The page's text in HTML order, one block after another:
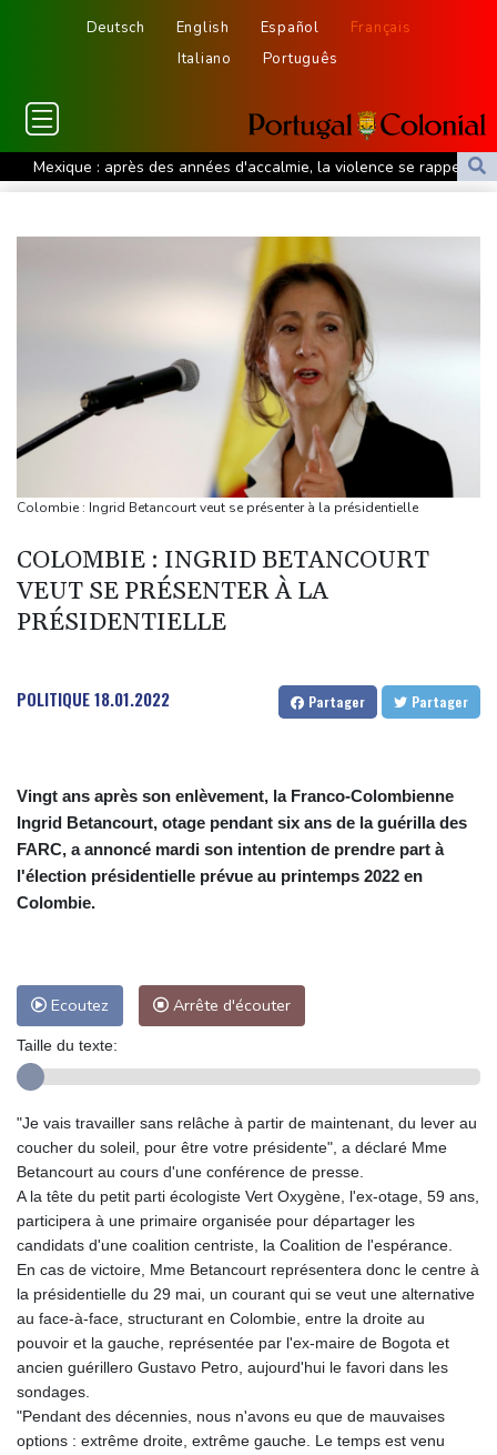
Deutsch English Español
Français
Italiano
Português
Mexique : après des années d'accalmie, la violence se rappelle
aux habitants du Zacatecas
découverte au large de la Sicile
Euro de natation: Léon Marchand à la fois "déçu" et "soulagé"
L'Iran exige pour rouvrir Ormuz que les Etats-Unis acceptent
"toutes" ses conditions
Vols suspendus et évacuations en Chine, où le typhon Dolphin a
touché terre
Vaste feu de forêt dans l'ouest du Canada: 20.000 évacués, l'état
d'urgence déclaré
prises jamais réalisées
L'auteur de la tuerie en Thaïlande avait déjà apporté une
carabine à air comprimé à l'école selon la police
Des échanges de frappes font cinq morts en Ukraine et en
Colombie : Ingrid Betancourt veut se présenter à la présidentielle
COLOMBIE : INGRID BETANCOURT
VEUT SE PRÉSENTER À LA
PRÉSIDENTIELLE
POLITIQUE18.01.2022 Partager Partager
Vingt ans après son enlèvement, la Franco-Colombienne
Ingrid Betancourt, otage pendant six ans de la guérilla des
FARC, a annoncé mardi son intention de prendre part à
l'élection présidentielle prévue au printemps 2022 en
Colombie.
Ecoutez Arrête d'écouter
Taille du texte:
"Je vais travailler sans relâche à partir de maintenant, du lever au
coucher du soleil, pour être votre présidente", a déclaré Mme
Betancourt au cours d'une conférence de presse.
A la tête du petit parti écologiste Vert Oxygène, l'ex-otage, 59 ans,
participera à une primaire organisée pour départager les
candidats d'une coalition centriste, la Coalition de l'espérance.
En cas de victoire, Mme Betancourt représentera donc le centre à
la présidentielle du 29 mai, un courant qui se veut une alternative
au face-à-face, structurant en Colombie, entre la droite au
pouvoir et la gauche, représentée par l'ex-maire de Bogota et
ancien guérillero Gustavo Petro, aujourd'hui le favori dans les
sondages.
"Pendant des décennies, nous n'avons eu que de mauvaises
options : extrême droite, extrême gauche. Le temps est venu